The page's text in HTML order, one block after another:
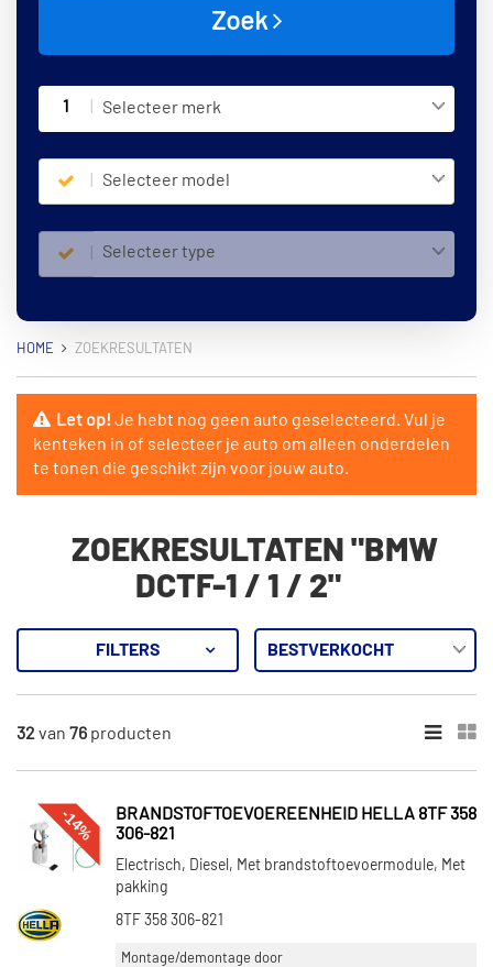
Zoek
1 Selecteer merk
Selecteer model
Selecteer type
HOME ZOEKRESULTATEN
Let op!Je hebt nog geen auto geselecteerd. Vul je
kenteken in of selecteer je auto om alleen onderdelen
te tonen die geschikt zijn voor jouw auto.
ZOEKRESULTATEN "BMW
DCTF-1 / 1 / 2"
FILTERS
76Resultaten
CATEGORIEËN
Radiateur (31)
Cardan olie (Differentieel) (16)
Smeermiddelen (16)
Brandstof toevoermodule (5)
32van 76 producten
-14%
BRANDSTOFTOEVOEREENHEID HELLA 8TF 358
306-821
Electrisch, Diesel, Met brandstoftoevoermodule, Met
pakking
8TF 358 306-821
Montage/demontage door